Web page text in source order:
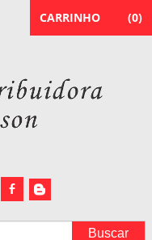
b A
CARRINHO (0)